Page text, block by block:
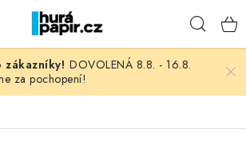
DOVOLENÁ 8.8. - 16.8.
za pochopení!